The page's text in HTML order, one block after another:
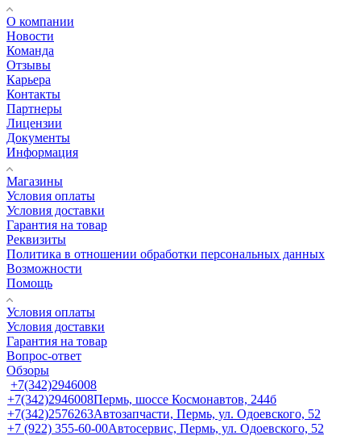
О компании
Новости
Команда
Отзывы
Карьера
Контакты
Партнеры
Лицензии
Документы
Информация
Магазины
Условия оплаты
Условия доставки
Гарантия на товар
Реквизиты
Политика в отношении обработки персональных данных
Возможности
Помощь
Условия оплаты
Условия доставки
Гарантия на товар
Вопрос-ответ
Обзоры
+7(342)2946008
+7(342)2946008Пермь, шоссе Космонавтов, 244б
+7(342)2576263Автозапчасти, Пермь, ул. Одоевского, 52
+7 (922) 355-60-00Автосервис, Пермь, ул. Одоевского, 52